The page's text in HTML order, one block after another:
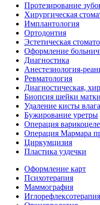
Протезирование
Хирургическая
Имплантология
Ортодонтия
Эстетическая
Оформление
Диагностика
Анестезиология-
Ревматология
Диагностическая,
Биопсия шейки матки
Удаление кисты
Бужирование уретры
Операция варикоцеле
Операция Мармара
Циркумцизия
Пластика уздечки
Оформление карт
Психотерапия
Маммография
Иглорефлексотерапия